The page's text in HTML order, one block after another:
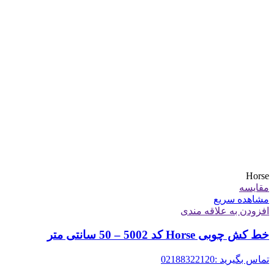
Horse
مقایسه
مشاهده سریع
افزودن به علاقه مندی
خط کش چوبی Horse کد 5002 – 50 سانتی متر
تماس بگیرید :02188322120